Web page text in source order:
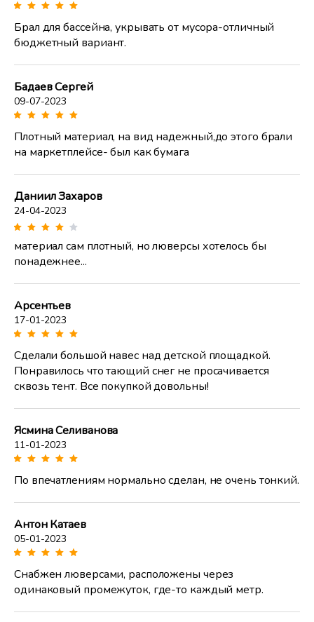
Брал для бассейна, укрывать от мусора-отличный
бюджетный вариант.
Бадаев Сергей
09-07-2023
Плотный материал, на вид надежный,до этого брали
на маркетплейсе- был как бумага
Даниил Захаров
24-04-2023
материал сам плотный, но люверсы хотелось бы
понадежнее...
Арсентьев
17-01-2023
Сделали большой навес над детской площадкой.
Понравилось что тающий снег не просачивается
сквозь тент. Все покупкой довольны!
Ясмина Селиванова
11-01-2023
По впечатлениям нормально сделан, не очень тонкий.
Антон Катаев
05-01-2023
Снабжен люверсами, расположены через
одинаковый промежуток, где-то каждый метр.